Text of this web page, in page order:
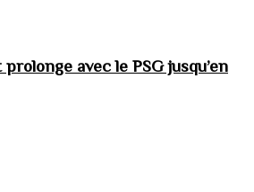
avec le PSG jusqu’en